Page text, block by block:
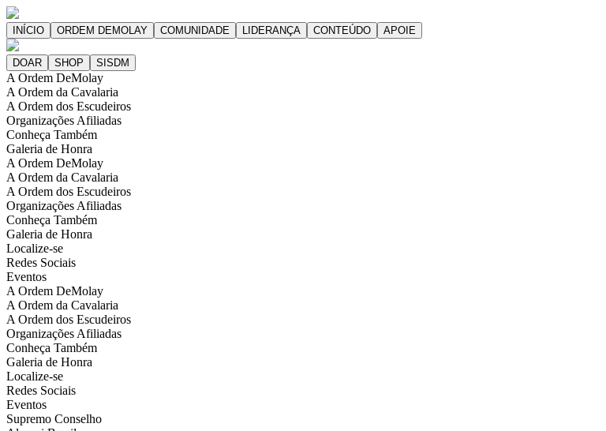
A Ordem DeMolay
A Ordem da Cavalaria
A Ordem dos Escudeiros
Organizações Afiliadas
Conheça Também
Galeria de Honra
A Ordem DeMolay
A Ordem da Cavalaria
A Ordem dos Escudeiros
Organizações Afiliadas
Conheça Também
Galeria de Honra
Localize-se
Redes Sociais
Eventos
A Ordem DeMolay
A Ordem da Cavalaria
A Ordem dos Escudeiros
Organizações Afiliadas
Conheça Também
Galeria de Honra
Localize-se
Redes Sociais
Eventos
Supremo Conselho